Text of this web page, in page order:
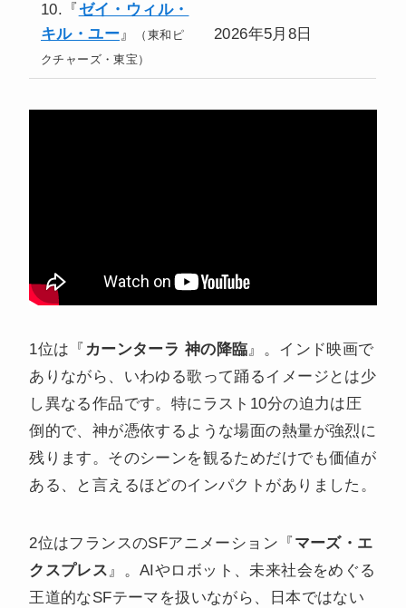
10.『 ゼイ・ウィル・
キル・ユー』
（東和ピ
クチャーズ・東宝）
2026年5月8日
1位は『 カーンターラ 神の降臨』。インド映画で
ありながら、いわゆる歌って踊るイメージとは少
し異なる作品です。特にラスト10分の迫力は圧
倒的で、神が憑依するような場面の熱量が強烈に
残ります。そのシーンを観るためだけでも価値が
ある、と言えるほどのインパクトがありました。
2位はフランスのSFアニメーション『 マーズ・エ
クスプレス』。AIやロボット、未来社会をめぐる
王道的なSFテーマを扱いながら、日本ではない